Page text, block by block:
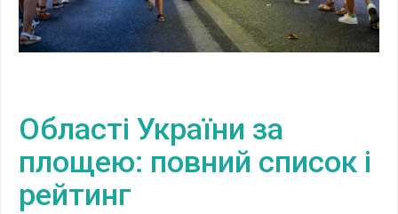
Області України за
площею: повний список і
рейтинг